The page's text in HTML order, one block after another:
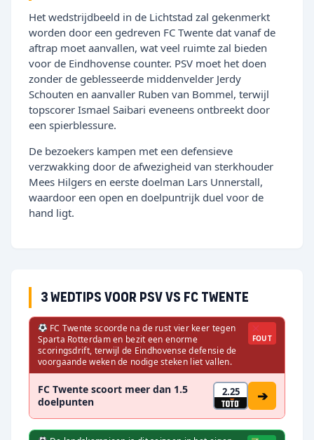
Het wedstrijdbeeld in de Lichtstad zal gekenmerkt
worden door een gedreven FC Twente dat vanaf de
aftrap moet aanvallen, wat veel ruimte zal bieden
voor de Eindhovense counter. PSV moet het doen
zonder de geblesseerde middenvelder Jerdy
Schouten en aanvaller Ruben van Bommel, terwijl
topscorer Ismael Saibari eveneens ontbreekt door
een spierblessure.
De bezoekers kampen met een defensieve
verzwakking door de afwezigheid van sterkhouder
Mees Hilgers en eerste doelman Lars Unnerstall,
waardoor een open en doelpuntrijk duel voor de
hand ligt.
3 wedtips voor PSV vs FC Twente
FC Twente scoorde na de rust vier keer tegen
Sparta Rotterdam en bezit een enorme
scoringsdrift, terwijl de Eindhovense defensie de
voorgaande weken de nodige steken liet vallen.
FOUT
FC Twente scoort meer dan 1.5
doelpunten
2.25 ➔